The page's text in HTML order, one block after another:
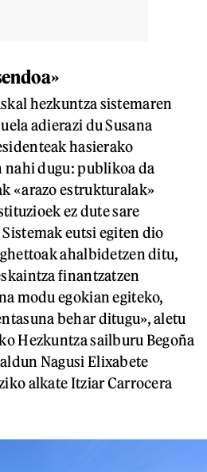
hezkuntza sistemaren
adierazi du Susana
hasierako
nahi dugu: publikoa da
«arazo estrukturalak»
ez dute sare
eutsi egiten dio
ahalbidetzen ditu,
finantzatzen
modu egokian egiteko,
behar ditugu», aletu
Hezkuntza sailburu Begoña
Nagusi Elixabete
alkate Itziar Carrocera